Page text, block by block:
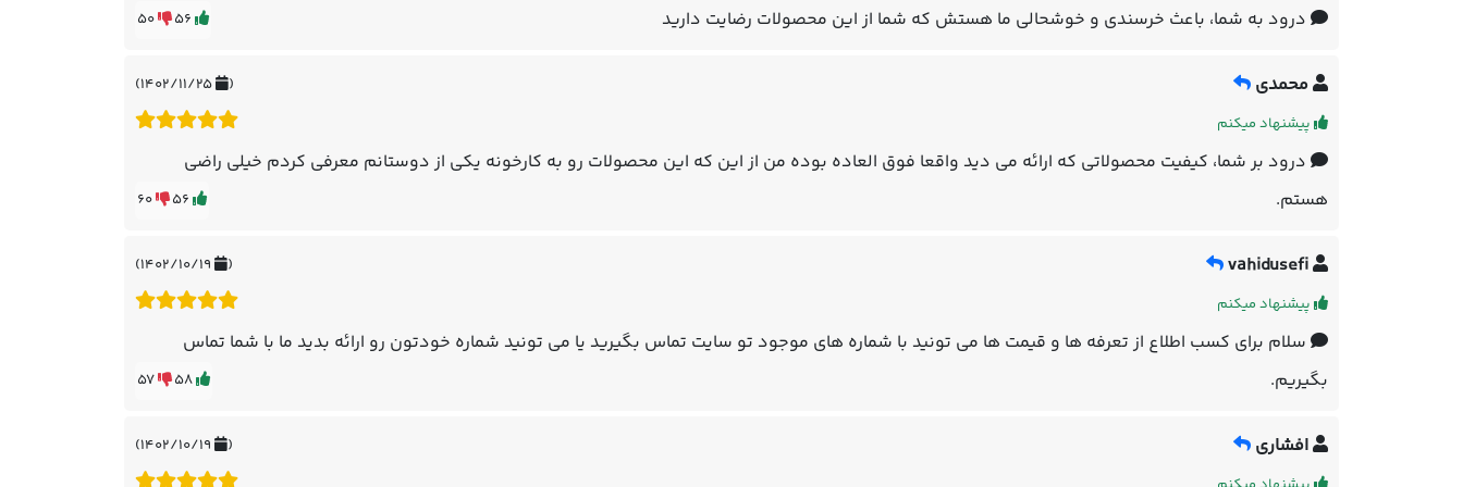
درود به شما، باعث خرسندی و خوشحالی ما هستش که شما از این محصولات رضایت دارید
محمدی (
پیشنهاد میکنم
درود بر شما، کیفیت محصولاتی که ارائه می دید واقعا فوق العاده بوده من از این که این محصولات رو به کارخونه یکی از دوستانم معرفی کردم خیلی راضی
هستم.
(
پیشنهاد میکنم
سلام برای کسب اطلاع از تعرفه ها و قیمت ها می تونید با شماره های موجود تو سایت تماس بگیرید یا می تونید شماره خودتون رو ارائه بدید ما با شما تماس
بگیریم.
افشاری (